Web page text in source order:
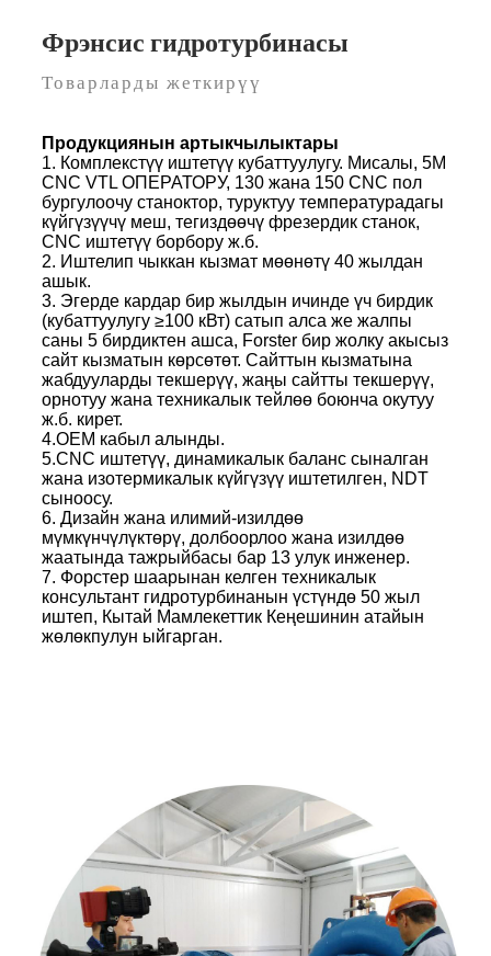
Фрэнсис гидротурбинасы
Товарларды жеткирүү
Продукциянын артыкчылыктары
1. Комплекстүү иштетүү кубаттуулугу. Мисалы, 5M
CNC VTL ОПЕРАТОРУ, 130 жана 150 CNC пол
бургулоочу станоктор, туруктуу температурадагы
күйгүзүүчү меш, тегиздөөчү фрезердик станок,
CNC иштетүү борбору ж.б.
2. Иштелип чыккан кызмат мөөнөтү 40 жылдан
ашык.
3. Эгерде кардар бир жылдын ичинде үч бирдик
(кубаттуулугу ≥100 кВт) сатып алса же жалпы
саны 5 бирдиктен ашса, Forster бир жолку акысыз
сайт кызматын көрсөтөт. Сайттын кызматына
жабдууларды текшерүү, жаңы сайтты текшерүү,
орнотуу жана техникалык тейлөө боюнча окутуу
ж.б. кирет.
4.OEM кабыл алынды.
5.CNC иштетүү, динамикалык баланс сыналган
жана изотермикалык күйгүзүү иштетилген, NDT
сыноосу.
6. Дизайн жана илимий-изилдөө
мүмкүнчүлүктөрү, долбоорлоо жана изилдөө
жаатында тажрыйбасы бар 13 улук инженер.
7. Форстер шаарынан келген техникалык
консультант гидротурбинанын үстүндө 50 жыл
иштеп, Кытай Мамлекеттик Кеңешинин атайын
жөлөкпулун ыйгарган.